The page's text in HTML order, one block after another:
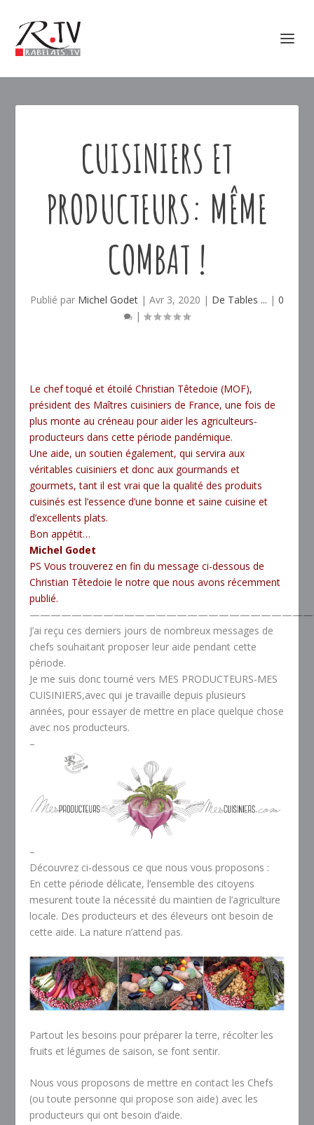
CUISINIERS ET
PRODUCTEURS: MÊME
COMBAT !
Publié par Michel Godet | Avr 3, 2020 | De Tables ... | 0
|
Le chef toqué et étoilé Christian Têtedoie (MOF),
président des Maîtres cuisiniers de France, une fois de
plus monte au créneau pour aider les agriculteurs-
producteurs dans cette période pandémique.
Une aide, un soutien également, qui servira aux
véritables cuisiniers et donc aux gourmands et
gourmets, tant il est vrai que la qualité des produits
cuisinés est l’essence d’une bonne et saine cuisine et
d’excellents plats.
Bon appétit…
Michel Godet
PS Vous trouverez en fin du message ci-dessous de
Christian Têtedoie le notre que nous avons récemment
publié.
J’ai reçu ces derniers jours de nombreux messages de
chefs souhaitant proposer leur aide pendant cette
période.
Je me suis donc tourné vers MES PRODUCTEURS-MES
CUISINIERS,avec qui je travaille depuis plusieurs
années, pour essayer de mettre en place quelque chose
avec nos producteurs.
–
–
Découvrez ci-dessous ce que nous vous proposons :
En cette période délicate, l’ensemble des citoyens
mesurent toute la nécessité du maintien de l’agriculture
locale. Des producteurs et des éleveurs ont besoin de
cette aide. La nature n’attend pas.
Partout les besoins pour préparer la terre, récolter les
fruits et légumes de saison, se font sentir.
Nous vous proposons de mettre en contact les Chefs
(ou toute personne qui propose son aide) avec les
producteurs qui ont besoin d’aide.